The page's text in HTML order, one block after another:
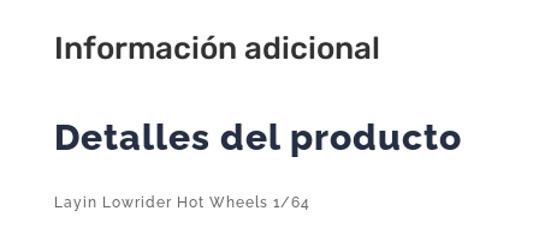
Información adicional
Detalles del producto
Layin Lowrider Hot Wheels 1/64